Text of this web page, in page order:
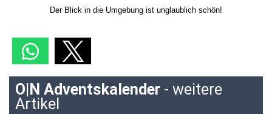
Der Blick in die Umgebung ist unglaublich schön!
O|N Adventskalender - weitere
Artikel